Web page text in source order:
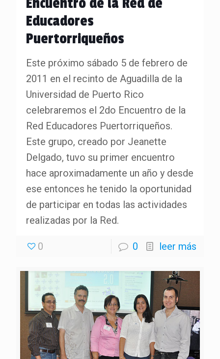
Educadores
Puertorriqueños
Este próximo sábado 5 de febrero de
2011 en el recinto de Aguadilla de la
Universidad de Puerto Rico
celebraremos el 2do Encuentro de la
Red Educadores Puertorriqueños.
Este grupo, creado por Jeanette
Delgado, tuvo su primer encuentro
hace aproximadamente un año y desde
ese entonces he tenido la oportunidad
de participar en todas las actividades
realizadas por la Red.
0 0 leer más